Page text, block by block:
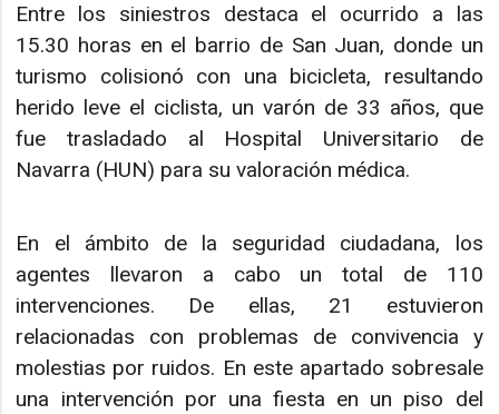
Entre los siniestros destaca el ocurrido a las
15.30 horas en el barrio de San Juan, donde un
turismo colisionó con una bicicleta, resultando
herido leve el ciclista, un varón de 33 años, que
fue trasladado al Hospital Universitario de
Navarra (HUN) para su valoración médica.
En el ámbito de la seguridad ciudadana, los
agentes llevaron a cabo un total de 110
intervenciones. De ellas, 21 estuvieron
relacionadas con problemas de convivencia y
molestias por ruidos. En este apartado sobresale
una intervención por una fiesta en un piso del